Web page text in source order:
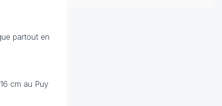
partout en
cm au Puy